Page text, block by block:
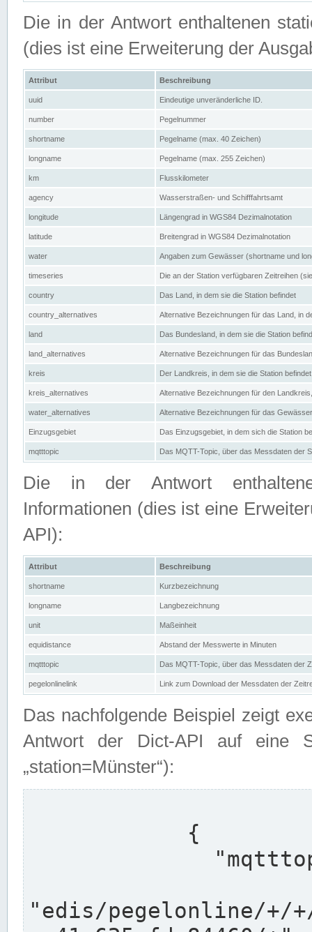
Die in der Antwort enthaltenen
(dies ist eine Erweiterung der
Attribut Beschreibung
uuid Eindeutige unveränderliche ID.
number Pegelnummer
shortname Pegelname (max. 40 Zeichen)
longname Pegelname (max. 255 Zeichen)
km Flusskilometer
agency Wasserstraßen- und Schifffahrtsamt
longitude Längengrad in WGS84 Dezimalnotation
latitude Breitengrad in WGS84 Dezimalnotation
water Angaben zum Gewässer (shortname und
timeseries Die an der Station verfügbaren Zeitreihen
country Das Land, in dem sie die Station befindet
country_alternatives Alternative Bezeichnungen für das Land, in
land Das Bundesland, in dem sie die Station
land_alternatives Alternative Bezeichnungen für das
kreis Der Landkreis, in dem sie die Station befindet
kreis_alternatives Alternative Bezeichnungen für den
water_alternatives Alternative Bezeichnungen für das
Einzugsgebiet Das Einzugsgebiet, in dem sich die Station
mqtttopic Das MQTT-Topic, über das Messdaten der
Die in der Antwort
Informationen (dies ist eine
API):
Attribut Beschreibung
shortname Kurzbezeichnung
longname Langbezeichnung
unit Maßeinheit
equidistance Abstand der Messwerte in Minuten
mqtttopic Das MQTT-Topic, über das Messdaten der
pegelonlinelink Link zum Download der Messdaten der
Das nachfolgende Beispiel zeigt
Antwort der Dict-API auf eine
„station=Münster“):
"edis/pegelonline/+/